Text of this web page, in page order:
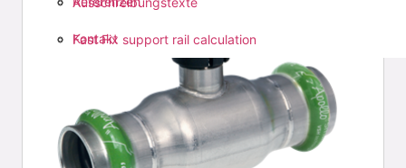
Fast Fix support rail calculation
Kontakt